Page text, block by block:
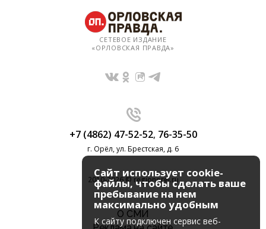
СЕТЕВОЕ ИЗДАНИЕ
«ОРЛОВСКАЯ ПРАВДА»
+7 (4862) 47-52-52, 76-35-50
г. Орёл, ул. Брестская, д. 6
2010-2026 © regionorel.ru
О СМИ
Сайт использует cookie-
файлы, чтобы сделать ваше
пребывание на нем
максимально удобным
К cайту подключен сервис веб-